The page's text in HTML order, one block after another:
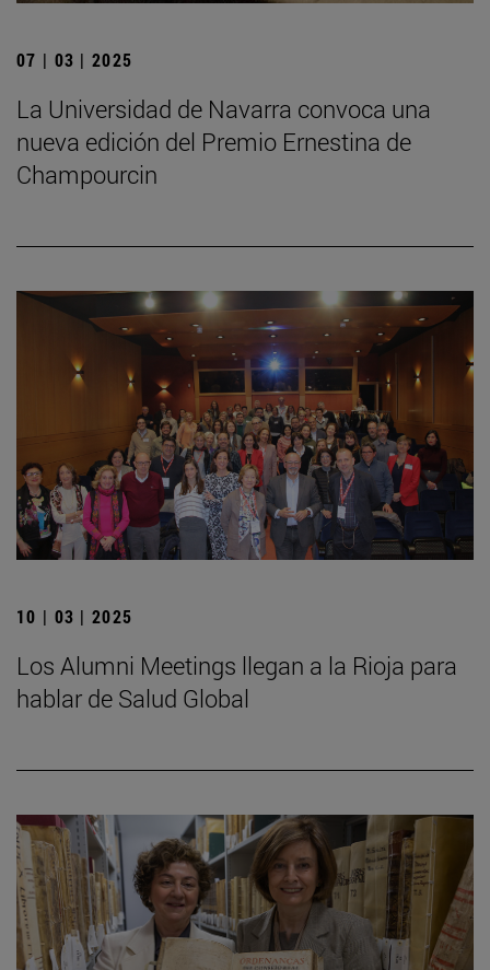
07 | 03 | 2025
La Universidad de Navarra convoca una
nueva edición del Premio Ernestina de
Champourcin
10 | 03 | 2025
Los Alumni Meetings llegan a la Rioja para
hablar de Salud Global